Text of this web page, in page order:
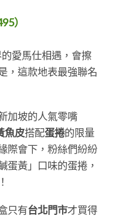
）
愛馬仕相遇，會擦
，這款地表最強聯名
加坡的人氣零嘴
魚皮搭配蛋捲的限量
際會下，粉絲們紛紛
蛋黃」口味的蛋捲，
只有台北門市才買得